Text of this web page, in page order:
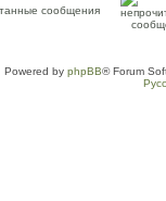
сообщения
Powered by phpBB® Forum